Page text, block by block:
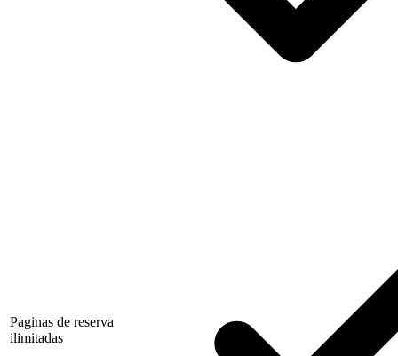
Paginas de reserva
ilimitadas